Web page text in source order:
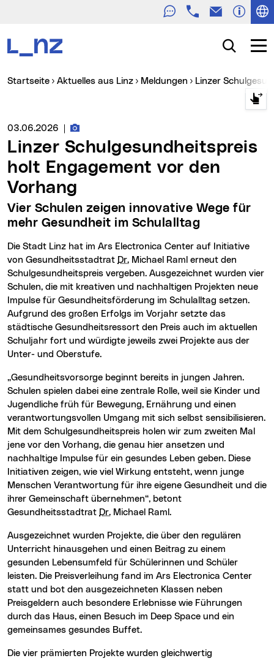
TelefonE-Mail
Suche
Sie sind hier:
Startseite Aktuelles aus Linz Meldungen Linzer
Medienservice vom:
03.06.2026 Fotos zur Meldung
Linzer Schulgesundheitspreis
holt Engagement vor den
Vorhang
Vier Schulen zeigen innovative Wege für
mehr Gesundheit im Schulalltag
Die Stadt Linz hat im Ars Electronica Center auf Initiative
von Gesundheitsstadtrat Dr. Michael Raml erneut den
Schulgesundheitspreis vergeben. Ausgezeichnet wurden vier
Schulen, die mit kreativen und nachhaltigen Projekten neue
Impulse für Gesundheitsförderung im Schulalltag setzen.
Aufgrund des großen Erfolgs im Vorjahr setzte das
städtische Gesundheitsressort den Preis auch im aktuellen
Schuljahr fort und würdigte jeweils zwei Projekte aus der
Unter- und Oberstufe.
„Gesundheitsvorsorge beginnt bereits in jungen Jahren.
Schulen spielen dabei eine zentrale Rolle, weil sie Kinder und
Jugendliche früh für Bewegung, Ernährung und einen
verantwortungsvollen Umgang mit sich selbst sensibilisieren.
Mit dem Schulgesundheitspreis holen wir zum zweiten Mal
jene vor den Vorhang, die genau hier ansetzen und
nachhaltige Impulse für ein gesundes Leben geben. Diese
Initiativen zeigen, wie viel Wirkung entsteht, wenn junge
Menschen Verantwortung für ihre eigene Gesundheit und die
ihrer Gemeinschaft übernehmen“, betont
Gesundheitsstadtrat Dr. Michael Raml.
Ausgezeichnet wurden Projekte, die über den regulären
Unterricht hinausgehen und einen Beitrag zu einem
gesunden Lebensumfeld für Schülerinnen und Schüler
leisten. Die Preisverleihung fand im Ars Electronica Center
statt und bot den ausgezeichneten Klassen neben
Preisgeldern auch besondere Erlebnisse wie Führungen
durch das Haus, einen Besuch im Deep Space und ein
gemeinsames gesundes Buffet.
Die vier prämierten Projekte wurden gleichwertig